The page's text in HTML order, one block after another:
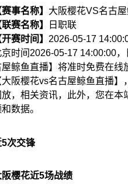
赛事名称】 大阪樱花VS名古屋
联赛名称】
日职联
开赛时间】 2026-05-17
京时间2026-05-17 14:00:00
屋鲸鱼直播】将准时免费在线
大阪樱花vs名古屋鲸鱼直播
放，相关资讯，此外，您在
数据。
5次交锋
阪樱花近5场战绩